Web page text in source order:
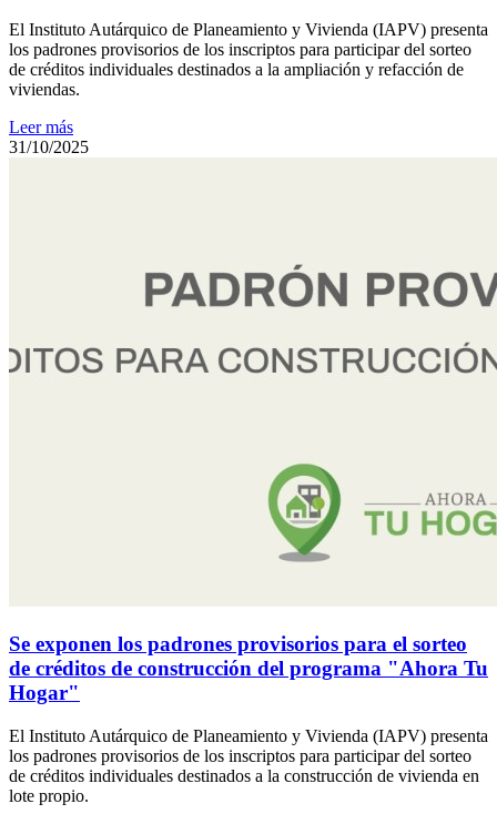
El Instituto Autárquico de Planeamiento y Vivienda (IAPV) presenta
los padrones provisorios de los inscriptos para participar del sorteo
de créditos individuales destinados a la ampliación y refacción de
viviendas.
Leer más
31/10/2025
Se exponen los padrones provisorios para el sorteo
de créditos de construcción del programa "Ahora Tu
Hogar"
El Instituto Autárquico de Planeamiento y Vivienda (IAPV) presenta
los padrones provisorios de los inscriptos para participar del sorteo
de créditos individuales destinados a la construcción de vivienda en
lote propio.